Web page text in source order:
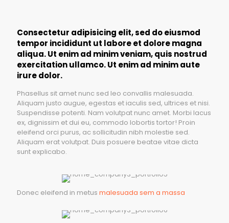
Consectetur adipisicing elit, sed do eiusmod
tempor incididunt ut labore et dolore magna
aliqua. Ut enim ad minim veniam, quis nostrud
exercitation ullamco. Ut enim ad minim aute
irure dolor.
Phasellus sit amet nunc sed leo convallis malesuada.
Aliquam justo augue, egestas et iaculis sed, ultrices et nisi.
Suspendisse potenti. Nam volutpat nunc amet. Morbi lacus
ex, dignissim et dui eu, commodo lobortis tortor! Proin
eleifend orci purus, ac sollicitudin nibh molestie sed.
Aliquam erat volutpat. Duis posuere beatae vitae dicta
sunt explicabo.
Donec eleifend in metus malesuada sem a massa